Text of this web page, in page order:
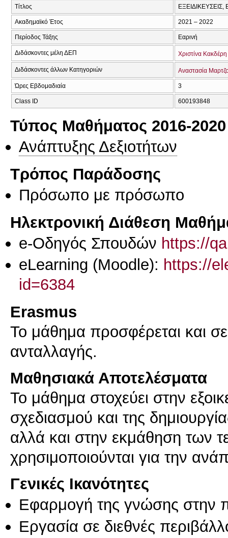
Τίτλος
Ακαδημαϊκό Έτος 2021 – 2022
Περίοδος Τάξης Εαρινή
Διδάσκοντες μέλη ΔΕΠ Χριστίνα Κακδέρη
Διδάσκοντες άλλων Κατηγοριών Αναστασία
Ώρες Εβδομαδιαία 3
Class ID 600193848
Τύπος Μαθήματος 2016-2020
Ανάπτυξης Δεξιοτήτων
Τρόπος Παράδοσης
Πρόσωπο με πρόσωπο
Ηλεκτρονική Διάθεση
e-Οδηγός Σπουδών https://
eLearning (Moodle): https://
id=6384
Erasmus
Το μάθημα προσφέρεται και
ανταλλαγής.
Μαθησιακά Αποτελέσματα
Το μάθημα στοχεύει στην
σχεδιασμού και της
αλλά και στην εκμάθηση των
χρησιμοποιούνται για την
Γενικές Ικανότητες
Εφαρμογή της γνώσης στην
Εργασία σε διεθνές